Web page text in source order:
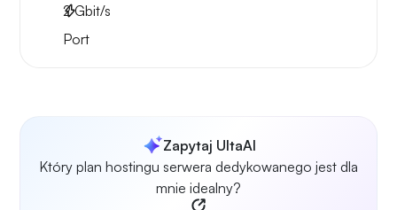
2Gbit/s
Port
Zapytaj UltaAI
Który plan hostingu serwera dedykowanego jest dla
mnie idealny?